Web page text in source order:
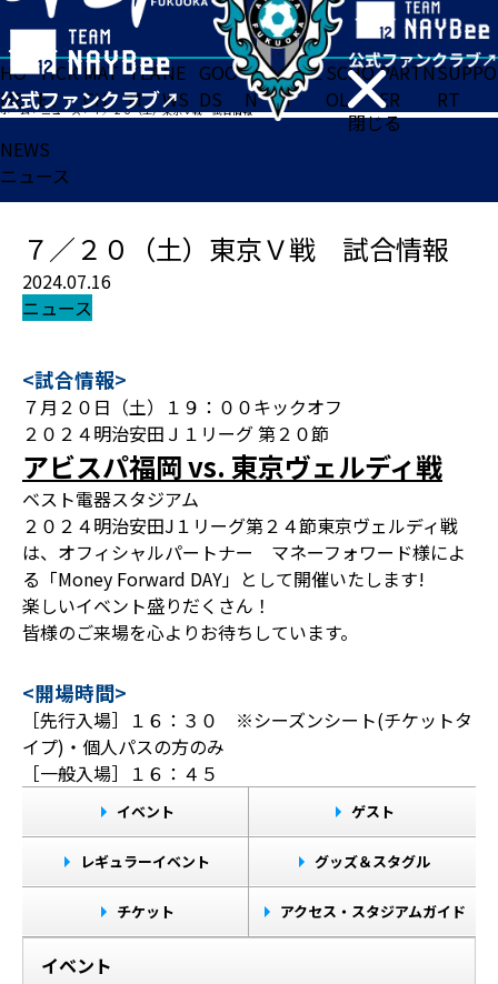
閉じる
HO
ME
TICK
ET
MAT
CH
TEA
M
NE
WS
GOO
DS
FA
N
ACADE
MY
SCHO
OL
PARTN
ER
SUPPO
RT
ホーム>ニュース>７／２０（土）東京Ｖ戦 試合情報
NEWS
ニュース
７／２０（土）東京Ｖ戦 試合情報
2024.07.16
ニュース
<試合情報>
７月２０日（土）１９：００キックオフ
２０２４明治安田Ｊ１リーグ 第２０節
アビスパ福岡 vs. 東京ヴェルディ戦
ベスト電器スタジアム
２０２４明治安田J１リーグ第２４節東京ヴェルディ戦
は、オフィシャルパートナー マネーフォワード様によ
る「Money Forward DAY」として開催いたします!
楽しいイベント盛りだくさん！
皆様のご来場を心よりお待ちしています。
<開場時間>
［先行入場］１６：３０ ※シーズンシート(チケットタ
イプ)・個人パスの方のみ
［一般入場］１６：４５
イベント ゲスト
レギュラーイベント グッズ＆スタグル
チケット アクセス・スタジアムガイド
イベント